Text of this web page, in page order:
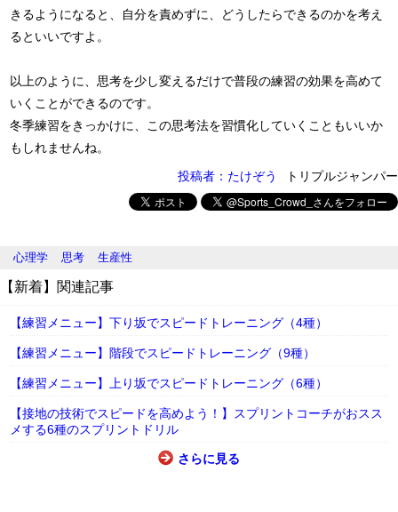
きるようになると、自分を責めずに、どうしたらできるのかを考え
るといいですよ。
以上のように、思考を少し変えるだけで普段の練習の効果を高めて
いくことができるのです。
冬季練習をきっかけに、この思考法を習慣化していくこともいいか
もしれませんね。
投稿者：たけぞう
トリプルジャンパー
心理学 思考 生産性
【新着】関連記事
【練習メニュー】下り坂でスピードトレーニング（4種）
【練習メニュー】階段でスピードトレーニング（9種）
【練習メニュー】上り坂でスピードトレーニング（6種）
【接地の技術でスピードを高めよう！】スプリントコーチがおスス
メする6種のスプリントドリル
さらに見る